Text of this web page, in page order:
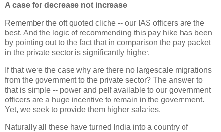
A case for decrease not increase
Remember the oft quoted cliche -- our IAS officers are the
best. And the logic of recommending this pay hike has been
by pointing out to the fact that in comparison the pay packet
in the private sector is significantly higher.
If that were the case why are there no largescale migrations
from the government to the private sector? The answer to
that is simple -- power and pelf available to our government
officers are a huge incentive to remain in the government.
Yet, we seek to provide them higher salaries.
Naturally all these have turned India into a country of